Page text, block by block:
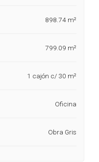
898.74 m²
799.09 m²
1 cajón c/ 30 m²
Oficina
Obra Gris